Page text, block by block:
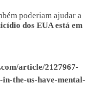
poderiam ajudar a
dos EUA está em
article/2127967-
the-us-have-mental-